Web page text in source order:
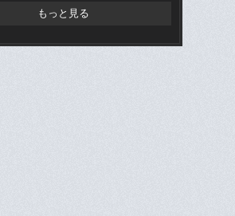
もっと見る